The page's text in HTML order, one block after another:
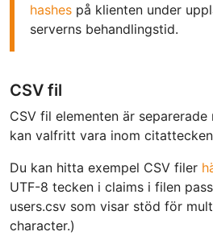
hashes på klienten under
serverns behandlingstid.
CSV fil
CSV fil elementen är separerade
kan valfritt vara inom
Du kan hitta exempel CSV filer
UTF-8 tecken i claims i filen
users.csv som visar stöd för
character.)